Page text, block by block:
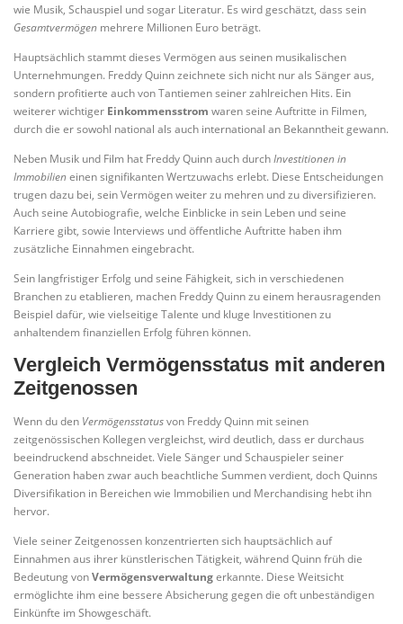
wie Musik, Schauspiel und sogar Literatur. Es wird geschätzt, dass sein
Gesamtvermögen mehrere Millionen Euro beträgt.
Hauptsächlich stammt dieses Vermögen aus seinen musikalischen
Unternehmungen. Freddy Quinn zeichnete sich nicht nur als Sänger aus,
sondern profitierte auch von Tantiemen seiner zahlreichen Hits. Ein
weiterer wichtiger Einkommensstrom waren seine Auftritte in Filmen,
durch die er sowohl national als auch international an Bekanntheit gewann.
Neben Musik und Film hat Freddy Quinn auch durchInvestitionen in
Immobilieneinen signifikanten Wertzuwachs erlebt. Diese Entscheidungen
trugen dazu bei, sein Vermögen weiter zu mehren und zu diversifizieren.
Auch seine Autobiografie, welche Einblicke in sein Leben und seine
Karriere gibt, sowie Interviews und öffentliche Auftritte haben ihm
zusätzliche Einnahmen eingebracht.
Sein langfristiger Erfolg und seine Fähigkeit, sich in verschiedenen
Branchen zu etablieren, machen Freddy Quinn zu einem herausragenden
Beispiel dafür, wie vielseitige Talente und kluge Investitionen zu
anhaltendem finanziellen Erfolg führen können.
Vergleich Vermögensstatus mit anderen
Zeitgenossen
Wenn du den Vermögensstatusvon Freddy Quinn mit seinen
zeitgenössischen Kollegen vergleichst, wird deutlich, dass er durchaus
beeindruckend abschneidet. Viele Sänger und Schauspieler seiner
Generation haben zwar auch beachtliche Summen verdient, doch Quinns
Diversifikation in Bereichen wie Immobilien und Merchandising hebt ihn
hervor.
Viele seiner Zeitgenossen konzentrierten sich hauptsächlich auf
Einnahmen aus ihrer künstlerischen Tätigkeit, während Quinn früh die
Bedeutung vonVermögensverwaltungerkannte. Diese Weitsicht
ermöglichte ihm eine bessere Absicherung gegen die oft unbeständigen
Einkünfte im Showgeschäft.